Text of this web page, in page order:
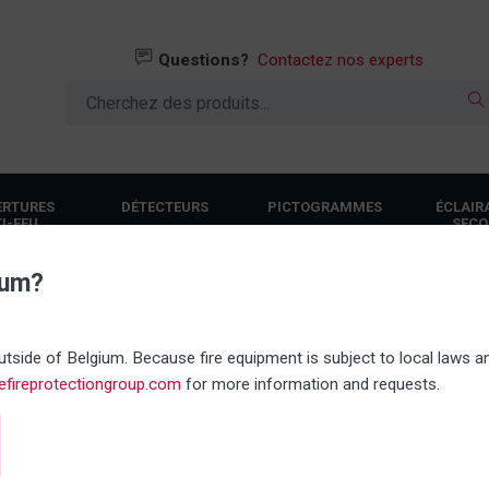
Questions? Contactez nos experts
FEU
DÉTECTEURS PICTOGRAMMES
Extincteur à eau
of Belgium. Because fire equipment is subject to local laws
for more information and requests.